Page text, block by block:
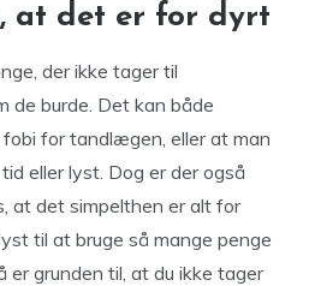
at det er for dyrt
der ikke tager til
de burde. Det kan både
for tandlægen, eller at man
eller lyst. Dog er der også
at det simpelthen er alt for
til at bruge så mange penge
grunden til, at du ikke tager